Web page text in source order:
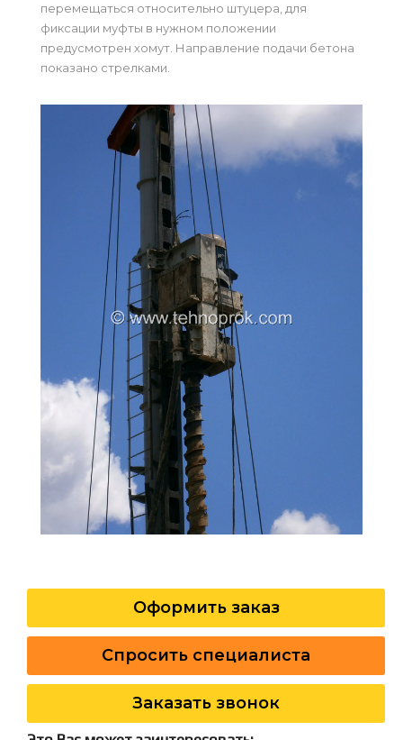
перемещаться относительно штуцера, для
фиксации муфты в нужном положении
предусмотрен хомут. Направление подачи бетона
показано стрелками.
Оформить заказ
Спросить специалиста
Заказать звонок